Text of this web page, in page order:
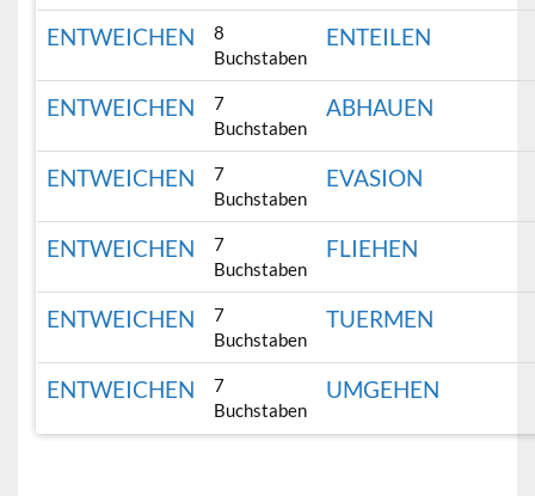
ENTWEICHEN
8
Buchstaben
ENTEILEN
ENTWEICHEN
7
Buchstaben
ABHAUEN
ENTWEICHEN
7
Buchstaben
EVASION
ENTWEICHEN
7
Buchstaben
FLIEHEN
ENTWEICHEN
7
Buchstaben
TUERMEN
ENTWEICHEN
7
Buchstaben
UMGEHEN